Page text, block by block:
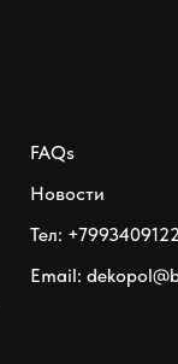
FAQs
Новости
Тел:
Email: